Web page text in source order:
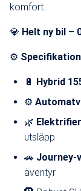
komfort.
💎 Helt ny bil –
⚙️
🔋 Hybrid
⚙️
🌿
utsläpp
🚗 Journey-
äventyr